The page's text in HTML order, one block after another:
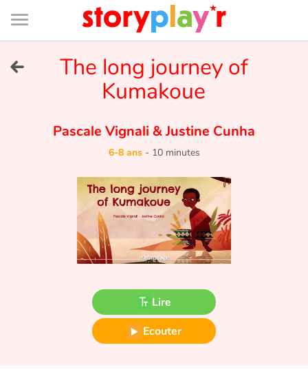
Connexion
Bibliothèque
de
page
Tester gratuitement
Bibliothèque
Fable, mythe, littérature et poésie
The long journey of
Kumakoue
Pascale Vignali &Justine Cunha
6-8 ans- 10 minutes
Lire
Ecouter